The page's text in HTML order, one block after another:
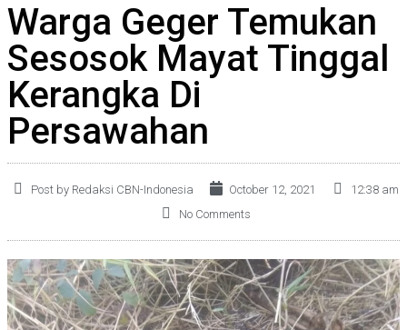
Warga Geger Temukan
Sesosok Mayat Tinggal
Kerangka Di
Persawahan
Post by Redaksi CBN-Indonesia October 12, 2021
12:38 am
No Comments